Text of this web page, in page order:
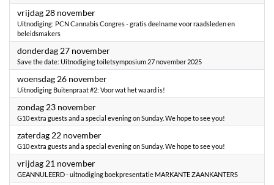
vrijdag 28 november2025
Uitnodiging: PCN Cannabis Congres - gratis deelname voor raadsleden en
beleidsmakers
donderdag 27 november2025
Save the date: Uitnodiging toiletsymposium 27 november 2025
woensdag 26 november2025
Uitnodiging Buitenpraat #2: Voor wat het waard is!
zondag 23 november2025
G10 extra guests and a special evening on Sunday. We hope to see you!
zaterdag 22 november2025
G10 extra guests and a special evening on Sunday. We hope to see you!
vrijdag 21 november2025
GEANNULEERD - uitnodiging boekpresentatie MARKANTE ZAANKANTERS